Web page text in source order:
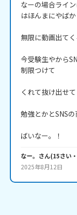
なーの場合ライ
はほんまにやばか
無限に動画出て
今受験生やから
制限つけて
くれて抜け出せて
勉強とかとSNSの
ばいなー。！
なー。 さん(15さい・
2025年8月12日